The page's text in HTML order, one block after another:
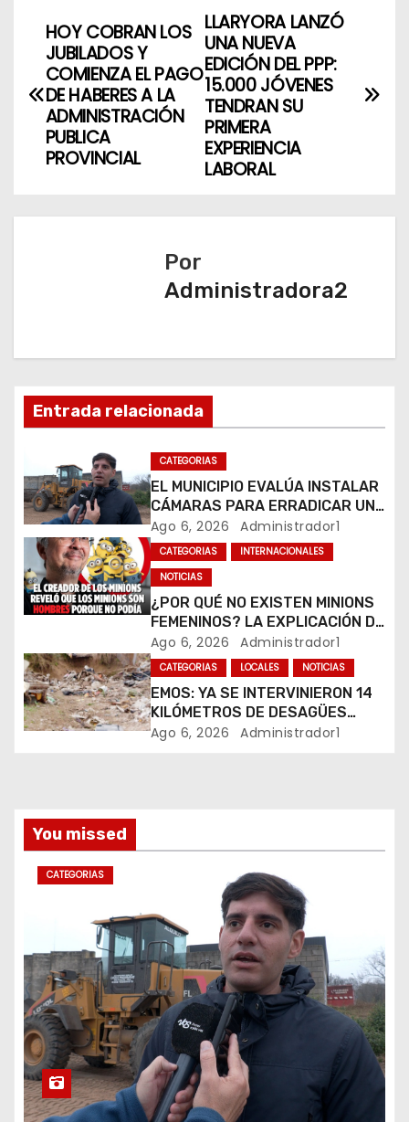
N
v
a
d
e
n
t
r
d
a
LLARYORA LANZÓ
UNA NUEVA
EDICIÓN DEL PPP:
15.000 JÓVENES
TENDRAN SU
PRIMERA
EXPERIENCIA
LABORAL
HOY COBRAN LOS
JUBILADOS Y
COMIENZA EL PAGO
DE HABERES A LA
ADMINISTRACIÓN
PUBLICA
PROVINCIAL
Por
Administradora2
Entrada relacionada
CATEGORIAS
EL MUNICIPIO EVALÚA INSTALAR
CÁMARAS PARA ERRADICAR UN
MICROBASURAL AL FINAL DE
CALLE CARDARELLI
Ago 6, 2026 Administrador1
CATEGORIAS
INTERNACIONALES
NOTICIAS
¿POR QUÉ NO EXISTEN MINIONS
FEMENINOS? LA EXPLICACIÓN DE
SU CREADOR QUE VOLVIÓ A
VIRALIZARSE
Ago 6, 2026 Administrador1
CATEGORIAS LOCALES NOTICIAS
EMOS: YA SE INTERVINIERON 14
KILÓMETROS DE DESAGÜES
PLUVIALES
Ago 6, 2026 Administrador1
You missed
CATEGORIAS